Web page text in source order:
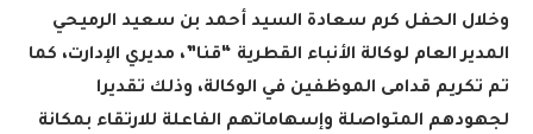
وخلال الحفل كرم سعادة السيد أحمد بن سعيد الرميحي
المدير العام لوكالة الأنباء القطرية “قنا”، مديري الإدارت، كما
تم تكريم قدامى الموظفين في الوكالة، وذلك تقديرا
لجهودهم المتواصلة وإسهاماتهم الفاعلة للارتقاء بمكانة